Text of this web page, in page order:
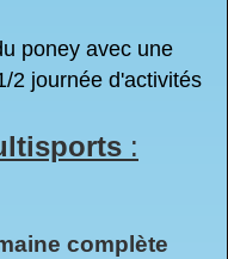
poney avec une
2 journée d'activités
:
complète